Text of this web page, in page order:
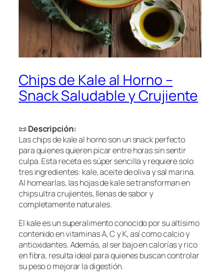
Chips de Kale al Horno –
Snack Saludable y Crujiente
📜Descripción:
Las chips de kale al horno son un snack perfecto
para quienes quieren picar entre horas sin sentir
culpa. Esta receta es súper sencilla y requiere solo
tres ingredientes: kale, aceite de oliva y sal marina.
Al hornearlas, las hojas de kale se transforman en
chips ultra crujientes, llenas de sabor y
completamente naturales.
El kale es un superalimento conocido por su altísimo
contenido en vitaminas A, C y K, así como calcio y
antioxidantes. Además, al ser bajo en calorías y rico
en fibra, resulta ideal para quienes buscan controlar
su peso o mejorar la digestión.